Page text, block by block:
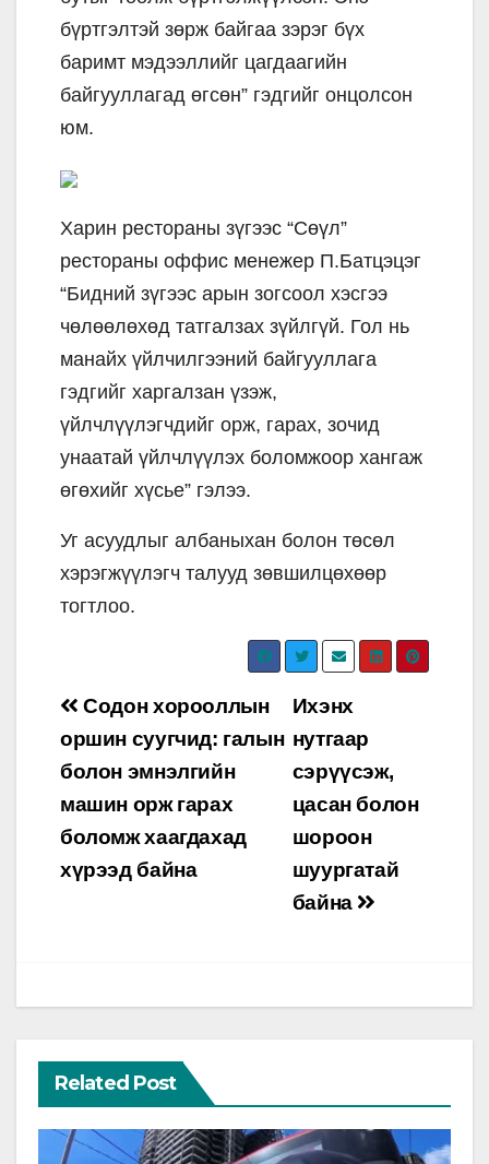
бүртгэлтэй зөрж байгаа зэрэг бүх
баримт мэдээллийг цагдаагийн
байгууллагад өгсөн” гэдгийг онцолсон
юм.
Харин рестораны зүгээс “Сөүл”
рестораны оффис менежер П.Батцэцэг
“Бидний зүгээс арын зогсоол хэсгээ
чөлөөлөхөд татгалзах зүйлгүй. Гол нь
манайх үйлчилгээний байгууллага
гэдгийг харгалзан үзэж,
үйлчлүүлэгчдийг орж, гарах, зочид
унаатай үйлчлүүлэх боломжоор хангаж
өгөхийг хүсье” гэлээ.
Уг асуудлыг албаныхан болон төсөл
хэрэгжүүлэгч талууд зөвшилцөхөөр
тогтлоо.
Post
navigation
Ихэнх
нутгаар
сэрүүсэж,
цасан болон
шороон
шуургатай
байна
Содон хорооллын
оршин суугчид: галын
болон эмнэлгийн
машин орж гарах
боломж хаагдахад
хүрээд байна
Related Post